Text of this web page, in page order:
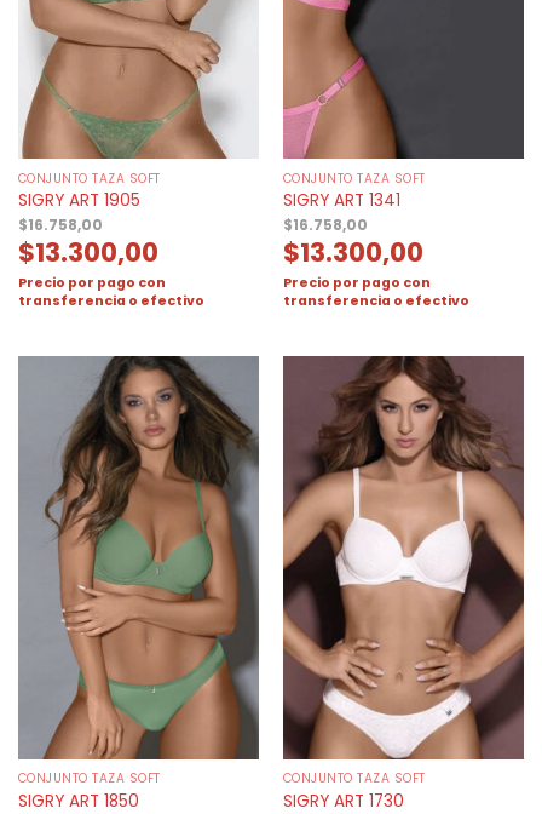
CONJUNTO TAZA SOFT
SIGRY ART 1905
$16.758,00
$13.300,00
Precio por pago con
transferencia o efectivo
CONJUNTO TAZA SOFT
SIGRY ART 1341
$16.758,00
$13.300,00
Precio por pago con
transferencia o efectivo
CONJUNTO TAZA SOFT
SIGRY ART 1850
CONJUNTO TAZA SOFT
SIGRY ART 1730